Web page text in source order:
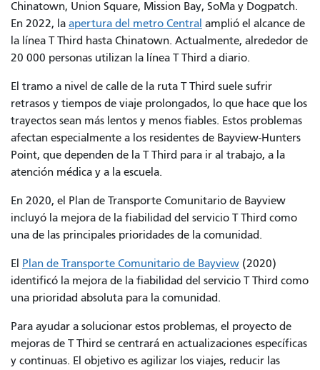
Chinatown, Union Square, Mission Bay, SoMa y Dogpatch.
En 2022, la apertura del metro Central amplió el alcance de
la línea T Third hasta Chinatown. Actualmente, alrededor de
20 000 personas utilizan la línea T Third a diario.
El tramo a nivel de calle de la ruta T Third suele sufrir
retrasos y tiempos de viaje prolongados, lo que hace que los
trayectos sean más lentos y menos fiables. Estos problemas
afectan especialmente a los residentes de Bayview-Hunters
Point, que dependen de la T Third para ir al trabajo, a la
atención médica y a la escuela.
En 2020, el Plan de Transporte Comunitario de Bayview
incluyó la mejora de la fiabilidad del servicio T Third como
una de las principales prioridades de la comunidad.
El Plan de Transporte Comunitario de Bayview (2020)
identificó la mejora de la fiabilidad del servicio T Third como
una prioridad absoluta para la comunidad.
Para ayudar a solucionar estos problemas, el proyecto de
mejoras de T Third se centrará en actualizaciones específicas
y continuas. El objetivo es agilizar los viajes, reducir las